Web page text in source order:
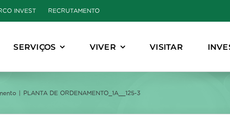
INVEST RECRUTAMENTO
SERVIÇOS VIVER VISITAR
PLANTA DE ORDENAMENTO_1A__125-3